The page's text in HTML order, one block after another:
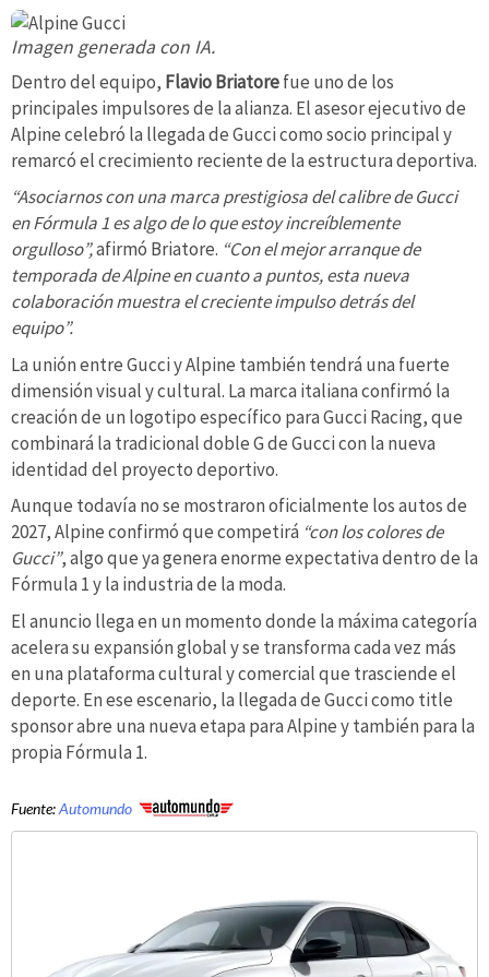
Imagen generada con IA.
Dentro del equipo, Flavio Briatorefue uno de los
principales impulsores de la alianza. El asesor ejecutivo de
Alpine celebró la llegada de Gucci como socio principal y
remarcó el crecimiento reciente de la estructura deportiva.
“Asociarnos con una marca prestigiosa del calibre de Gucci
en Fórmula 1 es algo de lo que estoy increíblemente
orgulloso”,afirmó Briatore. “Con el mejor arranque de
temporada de Alpine en cuanto a puntos, esta nueva
colaboración muestra el creciente impulso detrás del
equipo”.
La unión entre Gucci y Alpine también tendrá una fuerte
dimensión visual y cultural. La marca italiana confirmó la
creación de un logotipo específico para Gucci Racing, que
combinará la tradicional doble G de Gucci con la nueva
identidad del proyecto deportivo.
Aunque todavía no se mostraron oficialmente los autos de
2027, Alpine confirmó que competirá “con los colores de
Gucci”, algo que ya genera enorme expectativa dentro de la
Fórmula 1 y la industria de la moda.
El anuncio llega en un momento donde la máxima categoría
acelera su expansión global y se transforma cada vez más
en una plataforma cultural y comercial que trasciende el
deporte. En ese escenario, la llegada de Gucci como title
sponsor abre una nueva etapa para Alpine y también para la
propia Fórmula 1.
Fuente:Automundo